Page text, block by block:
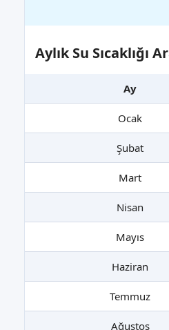
Aylık Su Sıcaklığı
Ay
Ocak
Şubat
Mart
Nisan
Mayıs
Haziran
Temmuz
Ağustos